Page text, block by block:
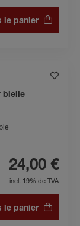
le panier
bielle
24,00 €
incl. 19% de TVA
le panier